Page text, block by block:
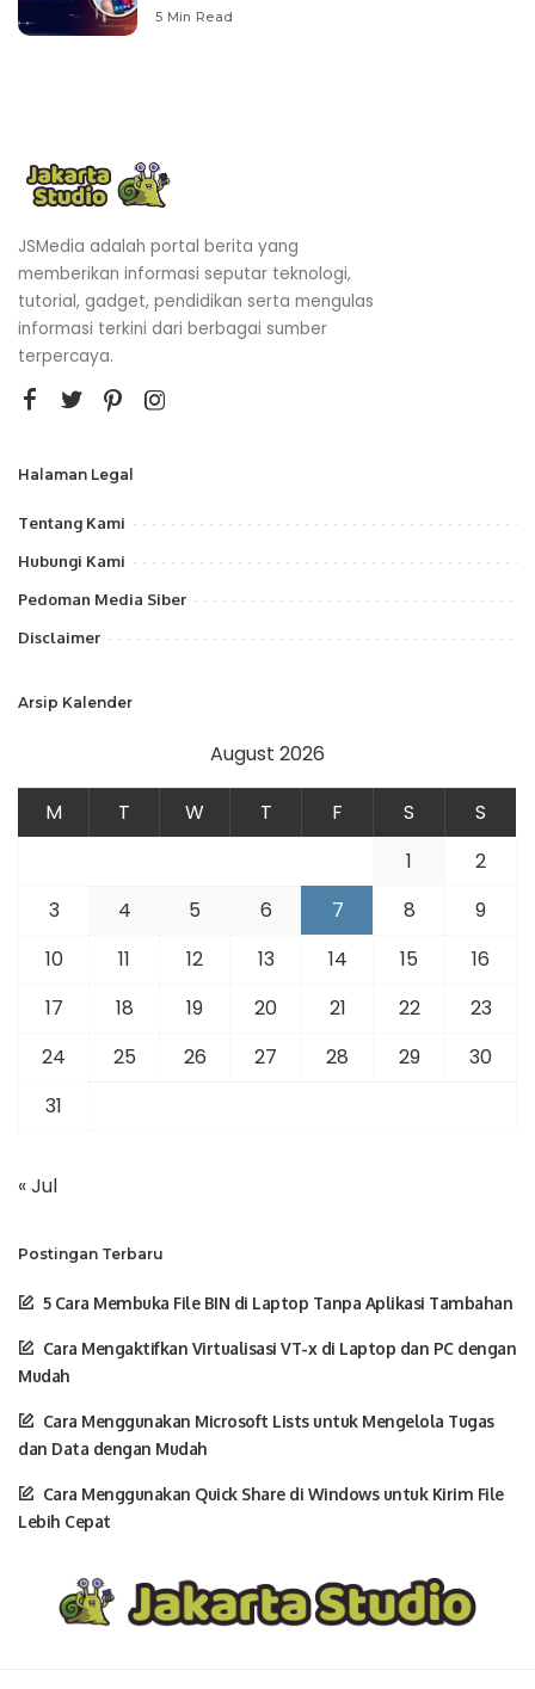
5 Min Read
JSMedia adalah portal berita yang
memberikan informasi seputar teknologi,
tutorial, gadget, pendidikan serta mengulas
informasi terkini dari berbagai sumber
terpercaya.
Halaman Legal
Tentang Kami
Hubungi Kami
Pedoman Media Siber
Disclaimer
Arsip Kalender
August 2026
M T W T F S
S
1
2
3
4 5 6 7 8
9
10
11 12 13 14 15
16
17
18 19 20 21 22
23
24
25 26 27 28 29
30
31
« Jul
Postingan Terbaru
5 Cara Membuka File BIN di Laptop Tanpa Aplikasi Tambahan
Cara Mengaktifkan Virtualisasi VT-x di Laptop dan PC dengan
Mudah
Cara Menggunakan Microsoft Lists untuk Mengelola Tugas
dan Data dengan Mudah
Cara Menggunakan Quick Share di Windows untuk Kirim File
Lebih Cepat